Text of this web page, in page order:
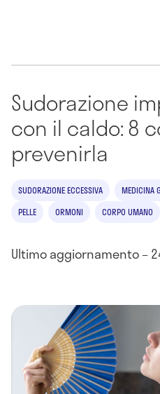
Sudorazione
con il caldo: 8
prevenirla
SUDORAZIONE ECCESSIVA MEDICINA
PELLE
ORMONI CORPO UMANO
Ultimo aggiornamento –